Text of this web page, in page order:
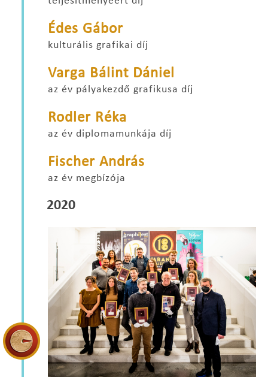
Édes Gábor
kulturális grafikai díj
Varga Bálint Dániel
az év pályakezdő grafikusa díj
Rodler Réka
az év diplomamunkája díj
Fischer András
az év megbízója
2020